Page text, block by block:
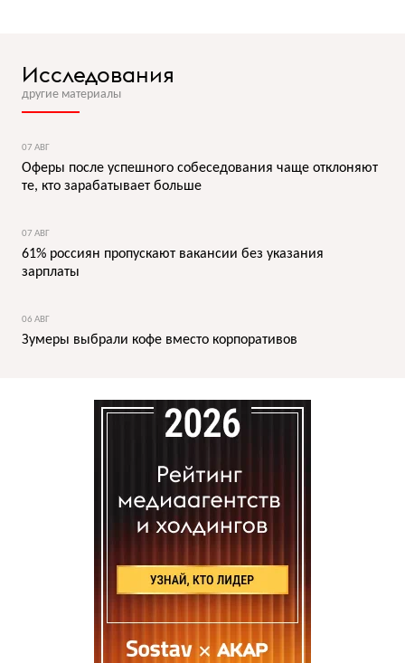
Исследования
другие материалы
07 АВГ
Оферы после успешного собеседования чаще отклоняют
те, кто зарабатывает больше
07 АВГ
61% россиян пропускают вакансии без указания
зарплаты
06 АВГ
Зумеры выбрали кофе вместо корпоративов